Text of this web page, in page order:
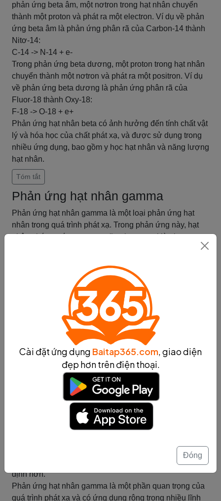
phản ứng beta âm, một nơtron trong hạt nhân chuyển
thành một proton và phát ra một electron. Ví dụ về phản
ứng beta âm là phản ứng phân rã của Carbon-14 thành
Nitơ-14:
C-14 -> N-14 + e-
Trong phản ứng beta dương, một proton trong hạt nhân
chuyển thành một nơtron và phát ra một positron. Ví dụ
về phản ứng beta dương là phản ứng phân rã của
Fluor-18 thành Oxy-18:
F-18 -> O-18 + e+
Phản ứng hạt nhân beta có ảnh hưởng đến tính chất vật
lý và hóa học của chất phát xạ, và được sử dụng trong
nhiều ứng dụng, bao gồm y học hạt nhân và năng lượng
hạt nhân.
Tóm tắt
Phản ứng hạt nhân gamma
Phản ứng hạt nhân gamma là một loại phản ứng hạt
nhân trong quá trình phát xạ. Trong phản ứng này, hạt
nhân phát ra các quantum năng lượng gọi là photon
năng lượng dưới dạng photon gamma.
Cơ chế của phản ứng hạt nhân gamma dựa trên nguyên
lý cơ học lượng tử. Khi hạt nhân chuyển từ trạng thái
kích thích về trạng thái cơ bản, năng lượng dư thừa
được chuyển đổi thành photon gamma. Photon gamma
có tần số cao và năng lượng lớn, thường được biểu thị
Các ví dụ về phản ứng hạt nhân gamma bao gồm:
1. Phát xạ gamma của Coban-60: Coban-60 là một đồng
vị phổ biến được sử dụng trong y học và ngành công
nghiệp. Trong quá trình phát xạ, coban-60 phát ra
photon gamma với năng lượng khoảng 1,17 MeV và
2. Phản ứng hạt nhân gamma trong quá trình phân rã
hoặc nhân tạo, các hạt nhân có thể phát xạ photon
gamma để giảm năng lượng và chuyển về trạng thái ổn
định hơn.
Phản ứng hạt nhân gamma là một phần quan trọng của
quá trình phát xạ và có ứng dụng rộng trong nhiều lĩnh
Cài đặt ứng dụng Baitap365.com, giao diện
đẹp hơn trên điện thoại.
Đóng